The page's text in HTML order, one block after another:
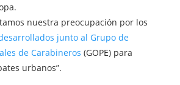
nuestra preocupación por los
junto al Grupo de
de Carabineros (GOPE) para
urbanos”.